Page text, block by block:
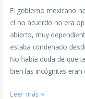
El gobierno mexicano
el no acuerdo no era
abierto, muy
estaba condenado
No había duda de que
bien las incógnitas
Leer más »